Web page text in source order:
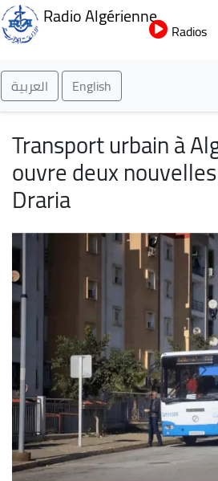
au
Radio Algérienne
Radios
العربية English
Transport urbain à
ouvre deux
Draria